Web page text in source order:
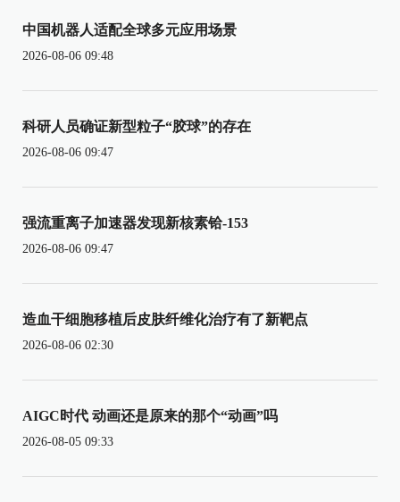
中国机器人适配全球多元应用场景
2026-08-06 09:48
科研人员确证新型粒子“胶球”的存在
2026-08-06 09:47
强流重离子加速器发现新核素铪-153
2026-08-06 09:47
造血干细胞移植后皮肤纤维化治疗有了新靶点
2026-08-06 02:30
AIGC时代 动画还是原来的那个“动画”吗
2026-08-05 09:33